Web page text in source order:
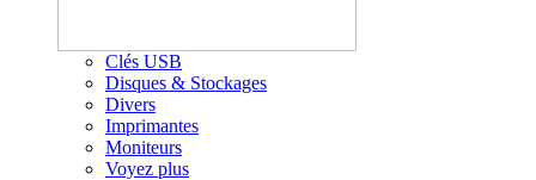
Clés USB
Disques & Stockages
Divers
Imprimantes
Moniteurs
Voyez plus